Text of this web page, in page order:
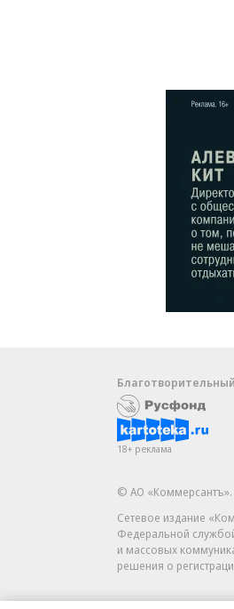
18+ реклама
© АО «Коммерсантъ».
Сетевое издание
Федеральной
и массовых
решения о